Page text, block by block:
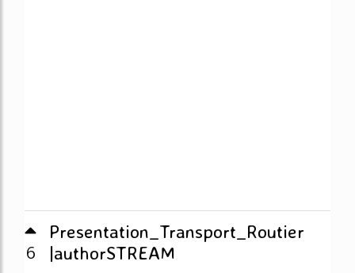
6
Presentation_Transport_Routier
|authorSTREAM